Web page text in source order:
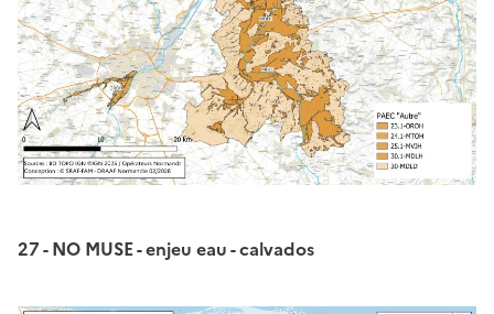
27 - NO MUSE - enjeu eau - calvados